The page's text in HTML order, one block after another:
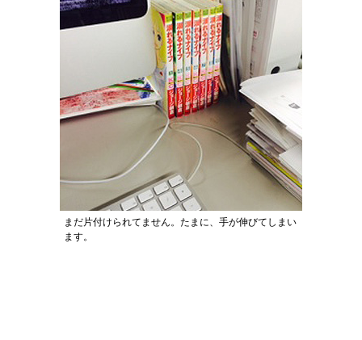
まだ片付けられてません。たまに、手が伸びてしまい
ます。